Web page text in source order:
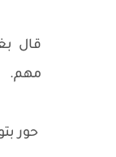
قال
مهم.
حور